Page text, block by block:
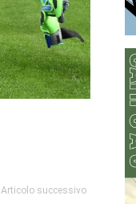
Articolo successivo